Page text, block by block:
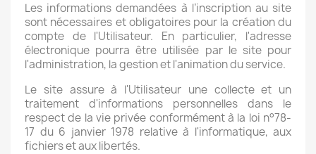
Les informations demandées à l’inscription au site
sont nécessaires et obligatoires pour la création du
compte de l'Utilisateur. En particulier, l'adresse
électronique pourra être utilisée par le site pour
l'administration, la gestion et l'animation du service.
Le site assure à l'Utilisateur une collecte et un
traitement d'informations personnelles dans le
respect de la vie privée conformément à la loi n°78-
17 du 6 janvier 1978 relative à l'informatique, aux
fichiers et aux libertés.